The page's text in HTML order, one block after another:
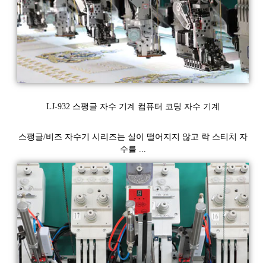
LJ-932 스팽글 자수 기계 컴퓨터 코딩 자수 기계
스팽글/비즈 자수기 시리즈는 실이 떨어지지 않고 락 스티치 자
수를 ...